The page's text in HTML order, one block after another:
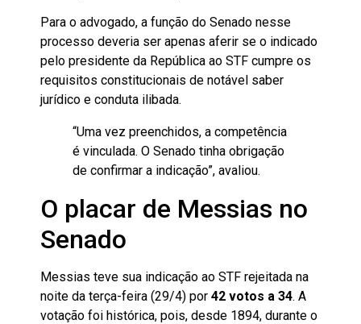
Para o advogado, a função do Senado nesse
processo deveria ser apenas aferir se o indicado
pelo presidente da República ao STF cumpre os
requisitos constitucionais de notável saber
jurídico e conduta ilibada.
“Uma vez preenchidos, a competência
é vinculada. O Senado tinha obrigação
de confirmar a indicação”, avaliou.
O placar de Messias no
Senado
Messias teve sua indicação ao STF rejeitada na
noite da terça-feira (29/4) por 42 votos a 34. A
votação foi histórica, pois, desde 1894, durante o